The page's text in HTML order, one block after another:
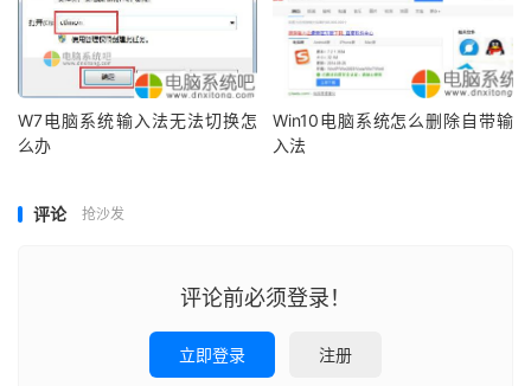
W7电脑系统输入法无法切换怎
么办
Win10电脑系统怎么删除自带输
入法
评论 抢沙发
评论前必须登录！
立即登录 注册